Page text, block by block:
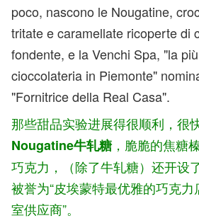
poco, nascono le Nougatine,
tritate e caramellate ricoperte di
fondente, e la Venchi Spa, "la
cioccolateria in Piemonte"
"Fornitrice della Real Casa".
那些甜品实验进展得很顺利，很
Nougatine牛轧糖，脆脆的焦糖
巧克力，（除了牛轧糖）还开设
被誉为“皮埃蒙特最优雅的巧克力
室供应商”。